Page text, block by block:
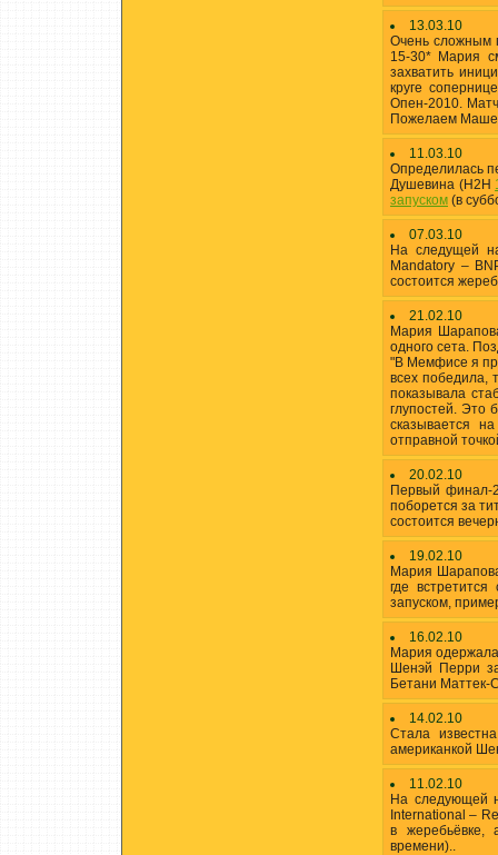
13.03.10
Очень сложным
15-30* Мария
захватить
круге
Опен-2010.
Пожелаем Маше
11.03.10
Определилась
Душевина (H2H
запуском (в
07.03.10
На следущей
Mandatory –
состоится
21.02.10
Мария
одного сета.
"В Мемфисе я
всех победила,
показывала
глупостей. Это
сказывается
отправной
20.02.10
Первый финал-
поборется за
состоится
19.02.10
Мария
где
запуском,
16.02.10
Мария
Шенэй Перри
Бетани Маттек-
14.02.10
Стала
американкой
11.02.10
На следующей
International –
в жеребьёвке,
времени)..